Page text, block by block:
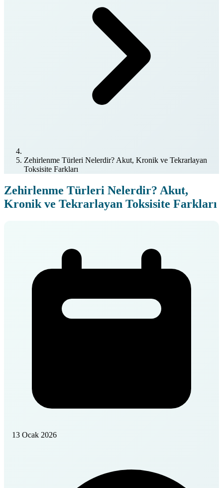
Zehirlenme Türleri Nelerdir? Akut, Kronik ve Tekrarlayan
Toksisite Farkları
Zehirlenme Türleri Nelerdir? Akut,
Kronik ve Tekrarlayan Toksisite Farkları
13 Ocak 2026